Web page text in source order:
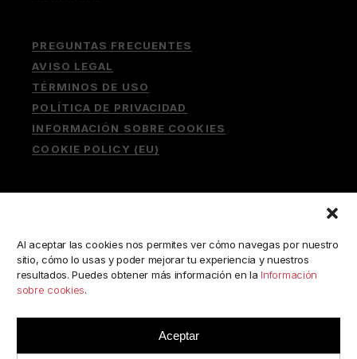
Al aceptar las cookies nos permites ver cómo navegas por nuestro
sitio, cómo lo usas y poder mejorar tu experiencia y nuestros
resultados. Puedes obtener más información en la Información
sobre cookies.
Aceptar
PREGUNTAS FRECUENTES
AVISO LEGAL
TÉRMINOS DE USO
POLÍTICA DE PRIVACIDAD
INFORMACIÓN SOBRE COOKIES
COOKIE POLICY (EU)
Buscar: